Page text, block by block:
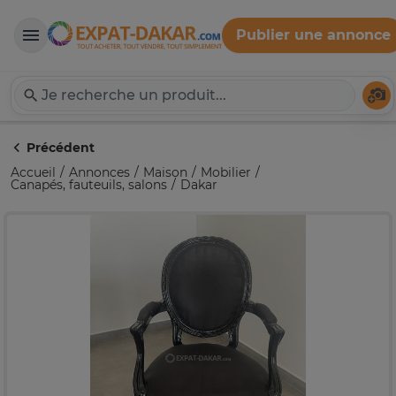
Expat-Dakar
Publier une annonce
Précédent
Accueil
Annonces Maison Mobilier
Canapés, fauteuils, salons Dakar